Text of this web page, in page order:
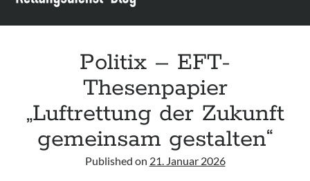
Leitlinie „Bauchschmerz bei Kindern und Jugendlichen – Bildgebende
Leitlinie „Kopfschmerzen bei Kindern und Jugendlichen – Bildgebende
Diagnostik“ der GPR
Politix – EFT-
Thesenpapier
„Luftrettung der Zukunft
gemeinsam gestalten“
Published on 21. Januar 2026